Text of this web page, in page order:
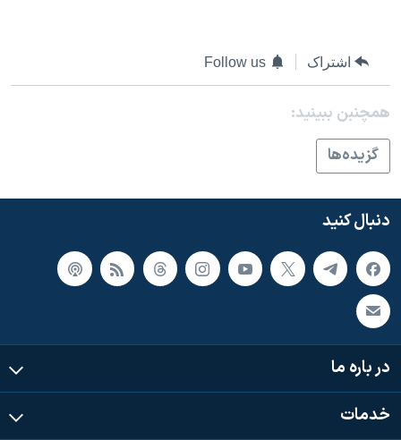
نرگس محمدی برنده جایزه نوبل صلح
همایش محافظه‌کاران آمریکا «سی‌پک»
صفحه‌های ویژه
سفر پرزیدنت ترامپ به چین
اشتراک Follow us
همچنبن ببینید:
گزيده‌ها
دنبال کنید
در باره ما
خدمات